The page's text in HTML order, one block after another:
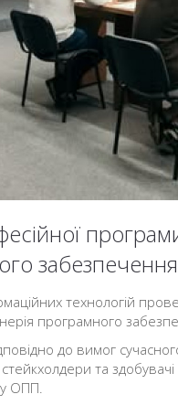
технологій
програмного
до вимог
та здобувачі
ОПП.